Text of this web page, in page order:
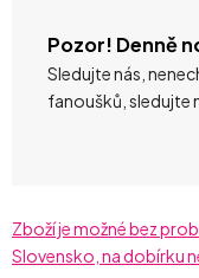
Pozor! Denně
Sledujte nás,
fanoušků, sledujte
Zboží je možné bez
Slovensko, na dobírku